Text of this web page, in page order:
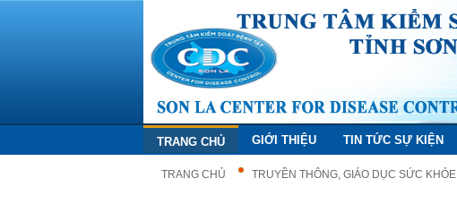
TRANG CHỦ GIỚI THIỆU TIN TỨC SỰ KIỆN
TRANG CHỦ TRUYỀN THÔNG, GIÁO DỤC SỨC KHỎE